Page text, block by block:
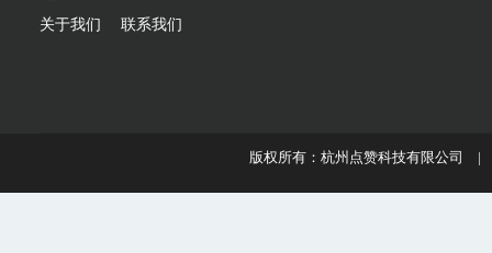
关于我们 联系我们
版权所有：杭州点赞科技有限公司